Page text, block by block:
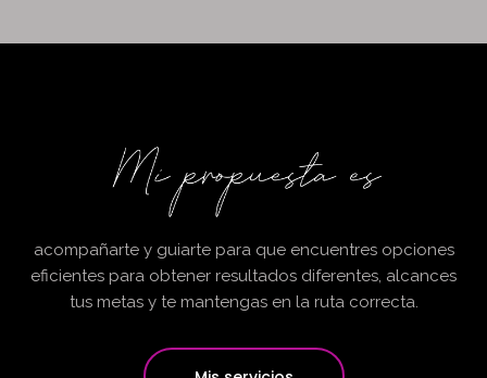
acompañarte y guiarte para que encuentres opciones
eficientes para obtener resultados diferentes, alcances
tus metas y te mantengas en la ruta correcta.